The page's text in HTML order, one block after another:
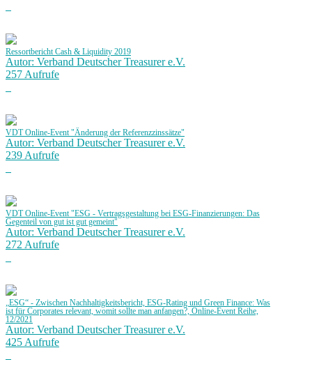
Ressortbericht Cash & Liquidity 2019
Autor: Verband Deutscher Treasurer e.V.
257 Aufrufe
VDT Online-Event "Änderung der Referenzzinssätze"
Autor: Verband Deutscher Treasurer e.V.
239 Aufrufe
VDT Online-Event "ESG - Vertragsgestaltung bei ESG-Finanzierungen: Das
Gegenteil von gut ist gut gemeint"
Autor: Verband Deutscher Treasurer e.V.
272 Aufrufe
„ESG“ - Zwischen Nachhaltigkeitsbericht, ESG-Rating und Green Finance: Was
ist für Corporates relevant, womit sollte man anfangen?, Online-Event Reihe,
12/2021
Autor: Verband Deutscher Treasurer e.V.
425 Aufrufe